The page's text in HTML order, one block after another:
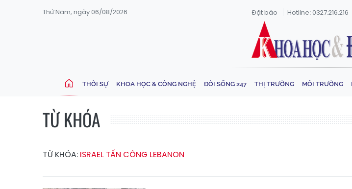
Thứ Năm, ngày 06/08/2026 Đặt báo Hotline: 0327.216.216
THỜI SỰ KHOA HỌC & CÔNG NGHỆ ĐỜI SỐNG 247 THỊ TRƯỜNG MÔI TRƯỜNG
TỪ KHÓA
TỪ KHÓA: ISRAEL TẤN CÔNG LEBANON